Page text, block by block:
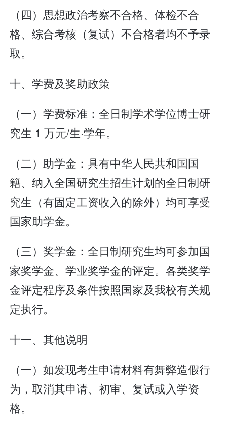
（四）思想政治考察不合格、体检不合
格、综合考核（复试）不合格者均不予录
取。
十、学费及奖助政策
（一）学费标准：全日制学术学位博士研
究生 1 万元/生·学年。
（二）助学金：具有中华人民共和国国
籍、纳入全国研究生招生计划的全日制研
究生（有固定工资收入的除外）均可享受
国家助学金。
（三）奖学金：全日制研究生均可参加国
家奖学金、学业奖学金的评定。各类奖学
金评定程序及条件按照国家及我校有关规
定执行。
十一、其他说明
（一）如发现考生申请材料有舞弊造假行
为，取消其申请、初审、复试或入学资
格。